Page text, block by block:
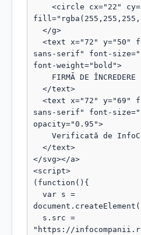
sans-serif" font-
font-weight="bold">
sans-serif" font-
opacity="0.95">
</svg></a>
<script>
(function(){
"https://